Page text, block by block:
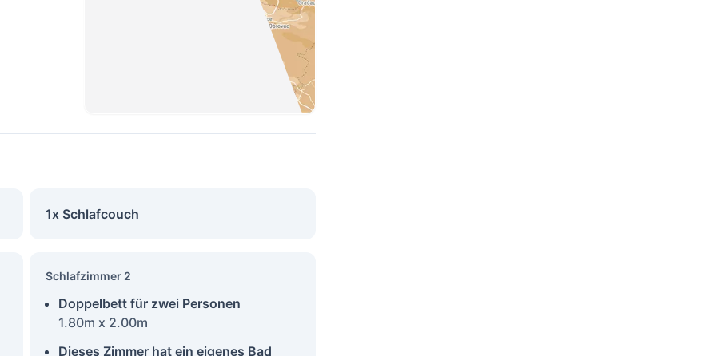
1x Schlafcouch
Schlafzimmer 2
Doppelbett für zwei Personen
1.80m x 2.00m
Dieses Zimmer hat ein eigenes Bad